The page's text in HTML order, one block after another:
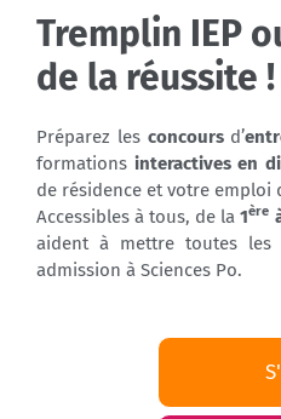
Tremplin IEP
de la réussite !
Préparez les concoursd’
formations interactives en
de résidence et votre emploi
Accessibles à tous, de la1ère
aident à mettre toutes les
admission à Sciences Po.